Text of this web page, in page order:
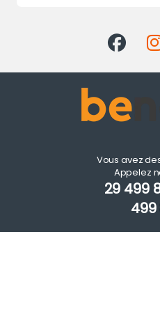
Vous avez
Appelez
29 499
499